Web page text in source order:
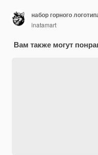
набор горного
inatamart
Вам также могут